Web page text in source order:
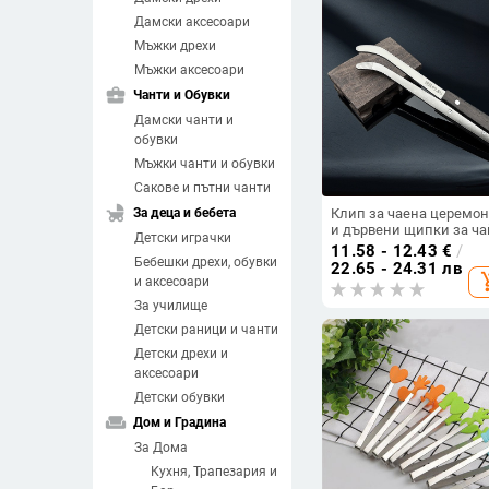
Дамски аксесоари
Мъжки дрехи
Мъжки аксесоари
business_center Чанти и Обувки
Дамски чанти и
обувки
Мъжки чанти и обувки
Сакове и пътни чанти
child_friendly За деца и бебета
Детски играчки
Бебешки дрехи, обувки
и аксесоари
За училище
Детски раници и чанти
Детски дрехи и
аксесоари
Детски обувки
weekend Дом и Градина
За Дома
Кухня, Трапезария и
Клип за чаена
и дървени щипки за
аксесоар за гунфу чай
11.58 - 12.43 € /
22.65 - 24.31 лв